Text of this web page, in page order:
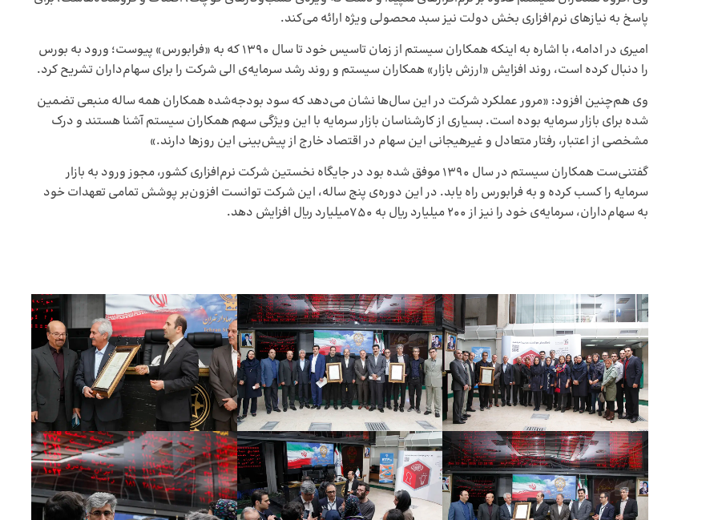
پاسخ به نیازهای نرم‌افزاری بخش دولت نیز سبد محصولی ویژه ارائه می‌کند.
امیری در ادامه، با اشاره به اینکه همکاران سیستم از زمان تاسیس خود تا سال ۱۳۹۰ که به «فرابورس» پیوست؛ ورود به بورس
را دنبال کرده است، روند افزایش «ارزش بازار» همکاران سیستم و روند رشد سرمایه‌ی الی شرکت را برای سهام‌داران تشریح کرد.
وی هم‌چنین افزود: «مرور عملکرد شرکت در این سال‌ها نشان می‌دهد که سود بودجه‌شده همکاران همه ساله منبعی تضمین
شده برای بازار سرمایه بوده است. بسیاری از کارشناسان بازار سرمایه با این ویژگی سهم همکاران سیستم آشنا هستند و درک
مشخصی از اعتبار، رفتار متعادل و غیرهیجانی این سهام در اقتصاد خارج از پیش‌بینی این روزها دارند.»
گفتنی‌ست همکاران سیستم در سال ۱۳۹۰ موفق شده بود در جایگاه نخستین شرکت نرم‌افزاری کشور، مجوز ورود به بازار
سرمایه را کسب کرده و به فرابورس راه یابد. در این دوره‌ی پنج ساله، این شرکت توانست افزون‌بر پوشش تمامی تعهدات خود
به سهام‌داران، سرمایه‌ی خود را نیز از ۲۰۰ میلیارد ریال به ۷۵۰میلیارد ریال افزایش دهد.